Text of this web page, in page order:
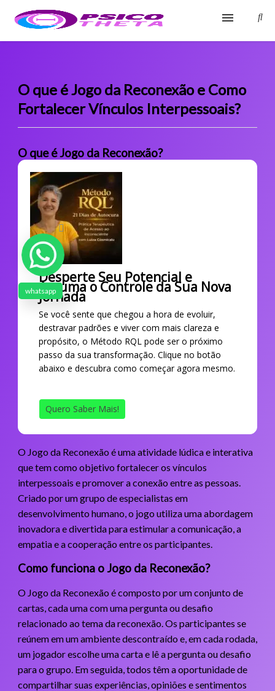
Blog
Glossário
Fale Conosco
O que é Jogo da Reconexão e Como
Fortalecer Vínculos Interpessoais?
O que é Jogo da Reconexão?
Desperte Seu Potencial e
Assuma o Controle da Sua Nova
Jornada
Se você sente que chegou a hora de evoluir,
destravar padrões e viver com mais clareza e
propósito, o Método RQL pode ser o próximo
passo da sua transformação. Clique no botão
abaixo e descubra como começar agora mesmo.
Quero Saber Mais!
O Jogo da Reconexão é uma atividade lúdica e interativa
que tem como objetivo fortalecer os vínculos
interpessoais e promover a conexão entre as pessoas.
Criado por um grupo de especialistas em
desenvolvimento humano, o jogo utiliza uma abordagem
inovadora e divertida para estimular a comunicação, a
empatia e a cooperação entre os participantes.
Como funciona o Jogo da Reconexão?
O Jogo da Reconexão é composto por um conjunto de
cartas, cada uma com uma pergunta ou desafio
relacionado ao tema da reconexão. Os participantes se
reúnem em um ambiente descontraído e, em cada rodada,
um jogador escolhe uma carta e lê a pergunta ou desafio
para o grupo. Em seguida, todos têm a oportunidade de
compartilhar suas experiências, opiniões e sentimentos
whatsapp